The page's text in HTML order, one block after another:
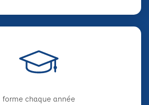
forme chaque année